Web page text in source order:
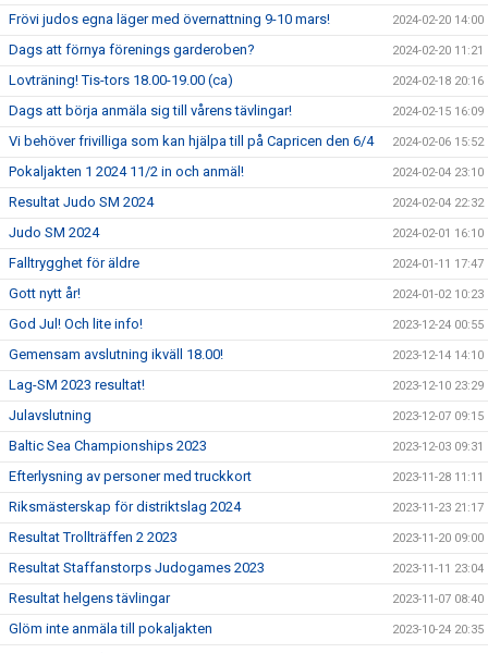
Frövi judos egna läger med övernattning 9-10 mars! 2024-02-20 14:00
Dags att förnya förenings garderoben? 2024-02-20 11:21
Lovträning! Tis-tors 18.00-19.00 (ca) 2024-02-18 20:16
Dags att börja anmäla sig till vårens tävlingar! 2024-02-15 16:09
Vi behöver frivilliga som kan hjälpa till på Capricen den 6/4 2024-02-06 15:52
Pokaljakten 1 2024 11/2 in och anmäl! 2024-02-04 23:10
Resultat Judo SM 2024 2024-02-04 22:32
Judo SM 2024 2024-02-01 16:10
Falltrygghet för äldre 2024-01-11 17:47
Gott nytt år! 2024-01-02 10:23
God Jul! Och lite info! 2023-12-24 00:55
Gemensam avslutning ikväll 18.00! 2023-12-14 14:10
Lag-SM 2023 resultat! 2023-12-10 23:29
Julavslutning 2023-12-07 09:15
Baltic Sea Championships 2023 2023-12-03 09:31
Efterlysning av personer med truckkort 2023-11-28 11:11
Riksmästerskap för distriktslag 2024 2023-11-23 21:17
Resultat Trollträffen 2 2023 2023-11-20 09:00
Resultat Staffanstorps Judogames 2023 2023-11-11 23:04
Resultat helgens tävlingar 2023-11-07 08:40
Glöm inte anmäla till pokaljakten 2023-10-24 20:35